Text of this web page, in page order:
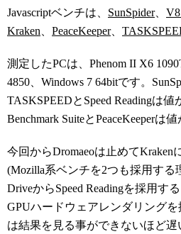
Javascriptベンチは、 SunSpider、 V8
Kraken
PeaceKeeper、
測定したPCは、Phenom II X6
4850、Windows 7 64bitです。
TASKSPEEDとSpeed Readingは
Benchmark SuiteとPeaceKeeperは
今回からDromaeoは止めてKraken
(Mozilla系ベンチを2つも採用する
DriveからSpeed Readingを採用す
GPUハードウェアレンダリング
は結果を見る事ができないほど